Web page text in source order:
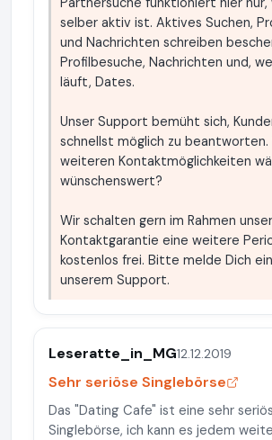
selber aktiv ist. Aktives Suchen,
und Nachrichten schreiben
Profilbesuche, Nachrichten und,
läuft, Dates.
Unser Support bemüht sich,
schnellst möglich zu beantworten.
weiteren Kontaktmöglichkeiten
wünschenswert?
Wir schalten gern im Rahmen
Kontaktgarantie eine weitere
kostenlos frei. Bitte melde Dich
unserem Support.
Leseratte_in_MG12.12.2019
Sehr seriöse Singlebörse
Das "Dating Cafe" ist eine sehr
Singlebörse, ich kann es jedem